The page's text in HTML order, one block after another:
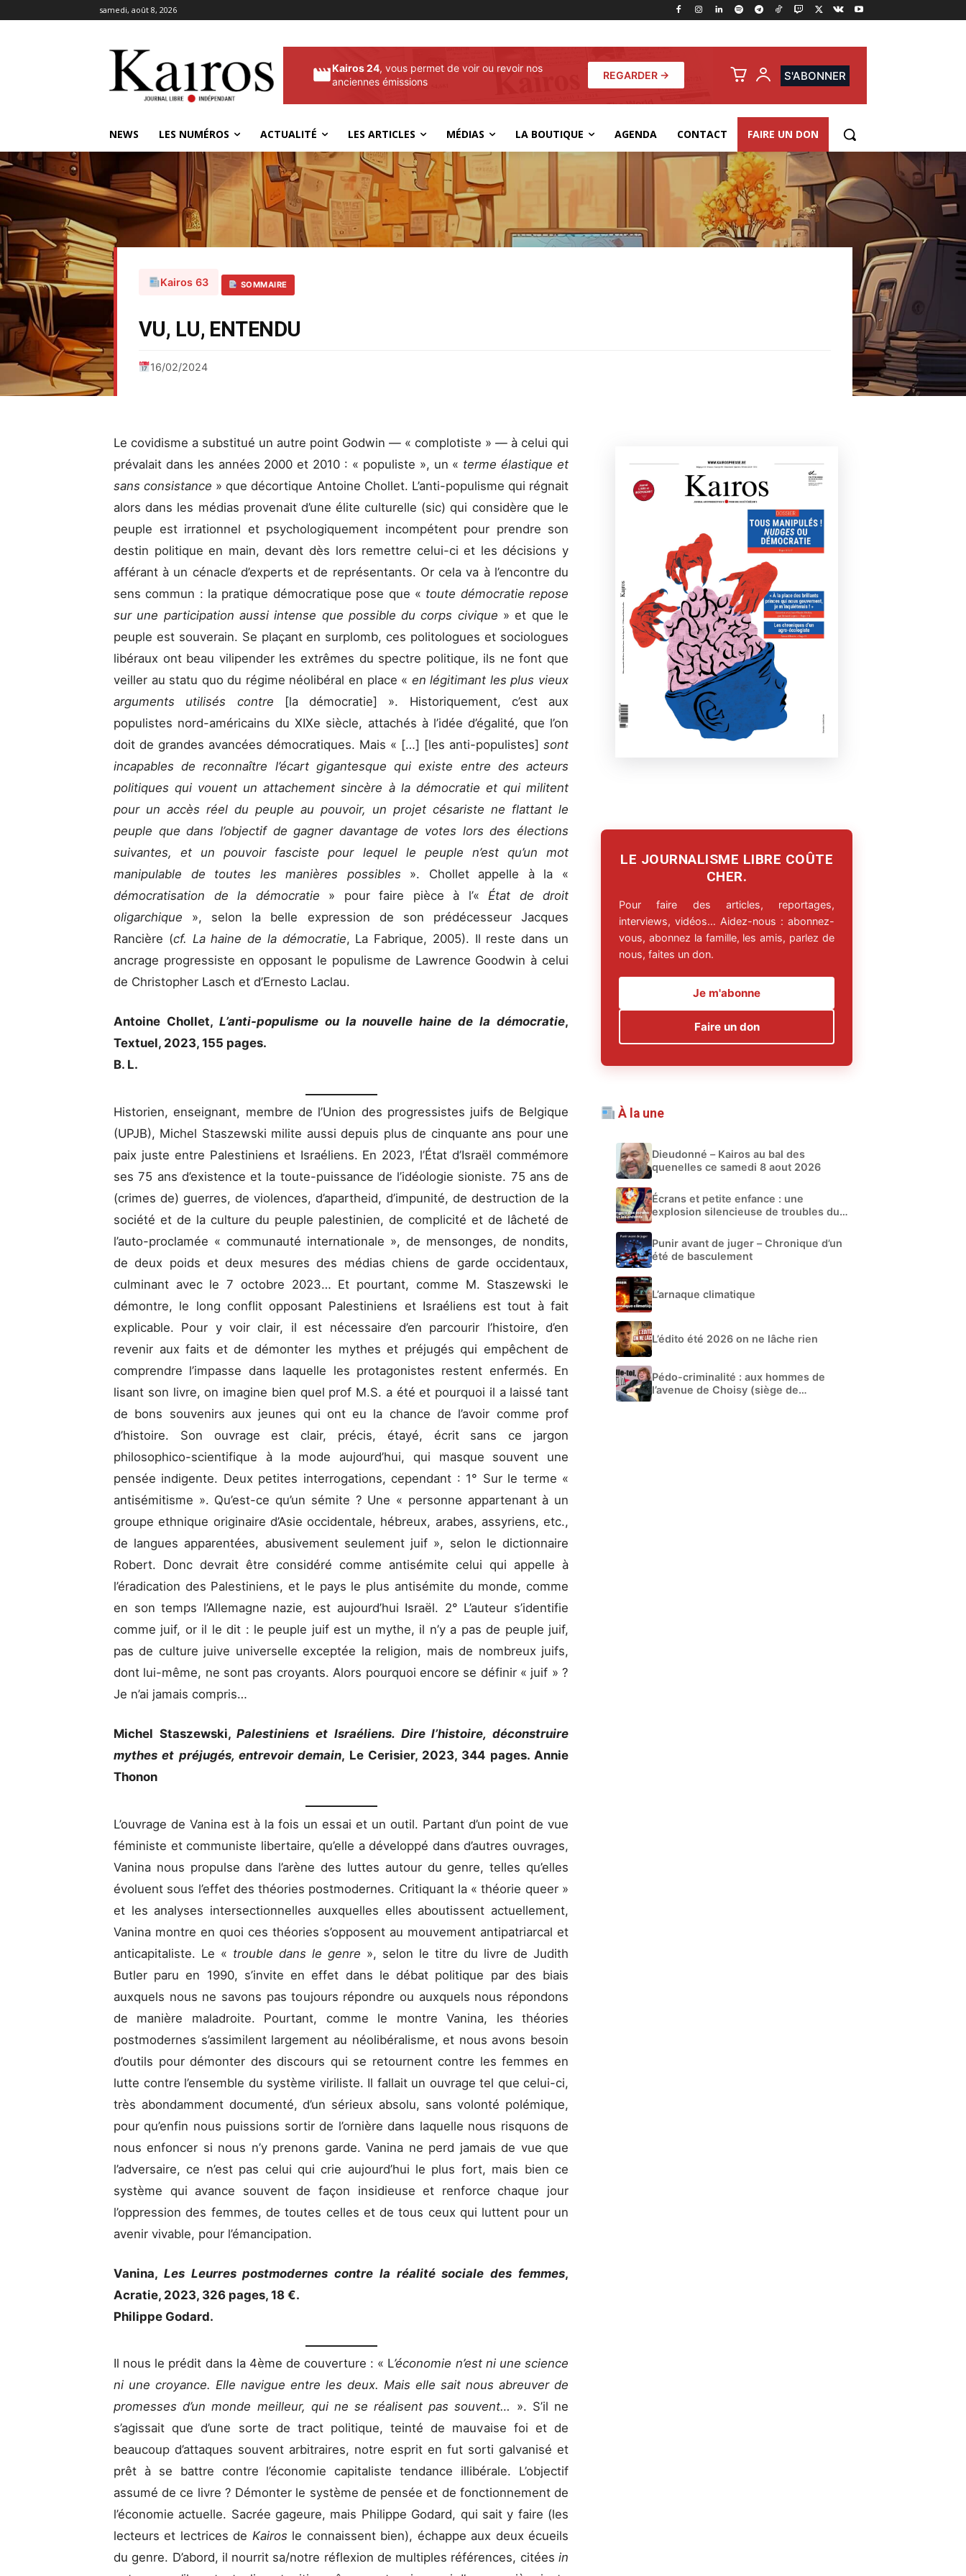
samedi, août 8, 2026
Kairos 24, vous permet de voir ou revoir nos
anciennes émissions
REGARDER → S'ABONNER
NEWS LES NUMÉROS ACTUALITÉ LES ARTICLES MÉDIAS LA BOUTIQUE AGENDA CONTACT FAIRE UN DON
Kairos 63 SOMMAIRE
VU, LU, ENTENDU
16/02/2024
Le covidisme a substitué un autre point Godwin — « complotiste » — à celui qui
prévalait dans les années 2000 et 2010 : « populiste », un « terme élastique et
sans consistance » que décortique Antoine Chollet. L’anti-populisme qui régnait
alors dans les médias provenait d’une élite culturelle (sic) qui considère que le
peuple est irrationnel et psychologiquement incompétent pour prendre son
destin politique en main, devant dès lors remettre celui-ci et les décisions y
afférant à un cénacle d’experts et de représentants. Or cela va à l’encontre du
sens commun : la pratique démocratique pose que « toute démocratie repose
sur une participation aussi intense que possible du corps civique » et que le
peuple est souverain. Se plaçant en surplomb, ces politologues et sociologues
libéraux ont beau vilipender les extrêmes du spectre politique, ils ne font que
veiller au statu quo du régime néolibéral en place « en légitimant les plus vieux
arguments utilisés contre
[la démocratie] ». Historiquement, c’est aux
populistes nord-américains du XIXe siècle, attachés à l’idée d’égalité, que l’on
doit de grandes avancées démocratiques. Mais « […] [les anti-populistes] sont
incapables de reconnaître l’écart gigantesque qui existe entre des acteurs
politiques qui vouent un attachement sincère à la démocratie et qui militent
pour un accès réel du peuple au pouvoir, un projet césariste ne flattant le
peuple que dans l’objectif de gagner davantage de votes lors des élections
suivantes, et un pouvoir fasciste pour lequel le peuple n’est qu’un mot
manipulable de toutes les manières possibles ». Chollet appelle à la «
démocratisation de la démocratie » pour faire pièce à l’« État de droit
oligarchique », selon la belle expression de son prédécesseur Jacques
Rancière (cf. La haine de la démocratie, La Fabrique, 2005). Il reste dans un
ancrage progressiste en opposant le populisme de Lawrence Goodwin à celui
de Christopher Lasch et d’Ernesto Laclau.
Antoine Chollet, L’anti-populisme ou la nouvelle haine de la démocratie,
Textuel, 2023, 155 pages.
B. L.
Historien, enseignant, membre de l’Union des progressistes juifs de Belgique
(UPJB), Michel Staszewski milite aussi depuis plus de cinquante ans pour une
paix juste entre Palestiniens et Israéliens. En 2023, l’État d’Israël commémore
ses 75 ans d’existence et la toute-puissance de l’idéologie sioniste. 75 ans de
(crimes de) guerres, de violences, d’apartheid, d’impunité, de destruction de la
société et de la culture du peuple palestinien, de complicité et de lâcheté de
l’auto-proclamée « communauté internationale », de mensonges, de nondits,
de deux poids et deux mesures des médias chiens de garde occidentaux,
culminant avec le 7 octobre 2023… Et pourtant, comme M. Staszewski le
démontre, le long conflit opposant Palestiniens et Israéliens est tout à fait
explicable. Pour y voir clair, il est nécessaire d’en parcourir l’histoire, d’en
revenir aux faits et de démonter les mythes et préjugés qui empêchent de
comprendre l’impasse dans laquelle les protagonistes restent enfermés. En
lisant son livre, on imagine bien quel prof M.S. a été et pourquoi il a laissé tant
de bons souvenirs aux jeunes qui ont eu la chance de l’avoir comme prof
d’histoire. Son ouvrage est clair, précis, étayé, écrit sans ce jargon
philosophico-scientifique à la mode aujourd’hui, qui masque souvent une
pensée indigente. Deux petites interrogations, cependant : 1° Sur le terme «
antisémitisme ». Qu’est-ce qu’un sémite ? Une « personne appartenant à un
groupe ethnique originaire d’Asie occidentale, hébreux, arabes, assyriens, etc.,
de langues apparentées, abusivement seulement juif », selon le dictionnaire
Robert. Donc devrait être considéré comme antisémite celui qui appelle à
l’éradication des Palestiniens, et le pays le plus antisémite du monde, comme
en son temps l’Allemagne nazie, est aujourd’hui Israël. 2° L’auteur s’identifie
comme juif, or il le dit : le peuple juif est un mythe, il n’y a pas de peuple juif,
pas de culture juive universelle exceptée la religion, mais de nombreux juifs,
dont lui-même, ne sont pas croyants. Alors pourquoi encore se définir « juif » ?
Je n’ai jamais compris…
Michel Staszewski,Palestiniens et Israéliens. Dire l’histoire, déconstruire
mythes et préjugés, entrevoir demain, Le Cerisier, 2023, 344 pages. Annie
Thonon
L’ouvrage de Vanina est à la fois un essai et un outil. Partant d’un point de vue
féministe et communiste libertaire, qu’elle a développé dans d’autres ouvrages,
Vanina nous propulse dans l’arène des luttes autour du genre, telles qu’elles
évoluent sous l’effet des théories postmodernes. Critiquant la « théorie queer »
et les analyses intersectionnelles auxquelles elles aboutissent actuellement,
Vanina montre en quoi ces théories s’opposent au mouvement antipatriarcal et
anticapitaliste. Le « trouble dans le genre », selon le titre du livre de Judith
Butler paru en 1990, s’invite en effet dans le débat politique par des biais
auxquels nous ne savons pas toujours répondre ou auxquels nous répondons
de manière maladroite. Pourtant, comme le montre Vanina, les théories
postmodernes s’assimilent largement au néolibéralisme, et nous avons besoin
d’outils pour démonter des discours qui se retournent contre les femmes en
lutte contre l’ensemble du système viriliste. Il fallait un ouvrage tel que celui-ci,
très abondamment documenté, d’un sérieux absolu, sans volonté polémique,
pour qu’enfin nous puissions sortir de l’ornière dans laquelle nous risquons de
nous enfoncer si nous n’y prenons garde. Vanina ne perd jamais de vue que
l’adversaire, ce n’est pas celui qui crie aujourd’hui le plus fort, mais bien ce
système qui avance souvent de façon insidieuse et renforce chaque jour
l’oppression des femmes, de toutes celles et de tous ceux qui luttent pour un
avenir vivable, pour l’émancipation.
Vanina, Les Leurres postmodernes contre la réalité sociale des femmes,
Acratie, 2023, 326 pages, 18 €.
Philippe Godard.
Il nous le prédit dans la 4ème de couverture : « L’économie n’est ni une science
ni une croyance. Elle navigue entre les deux. Mais elle sait nous abreuver de
promesses d’un monde meilleur, qui ne se réalisent pas souvent… ». S’il ne
s’agissait que d’une sorte de tract politique, teinté de mauvaise foi et de
beaucoup d’attaques souvent arbitraires, notre esprit en fut sorti galvanisé et
prêt à se battre contre l’économie capitaliste tendance illibérale. L’objectif
assumé de ce livre ? Démonter le système de pensée et de fonctionnement de
l’économie actuelle. Sacrée gageure, mais Philippe Godard, qui sait y faire (les
lecteurs et lectrices de Kairos le connaissent bien), échappe aux deux écueils
du genre. D’abord, il nourrit sa/notre réflexion de multiples références, citées in
LE JOURNALISME LIBRE COÛTE
CHER.
Pour faire des articles, reportages,
interviews, vidéos… Aidez-nous : abonnez-
vous, abonnez la famille, les amis, parlez de
nous, faites un don.
Je m'abonne
Faire un don
À la une
Dieudonné – Kairos au bal des
quenelles ce samedi 8 aout 2026
Écrans et petite enfance : une
explosion silencieuse de troubles du
Punir avant de juger – Chronique d’un
été de basculement
L’arnaque climatique
L’édito été 2026 on ne lâche rien
Pédo-criminalité : aux hommes de
l’avenue de Choisy (siège de